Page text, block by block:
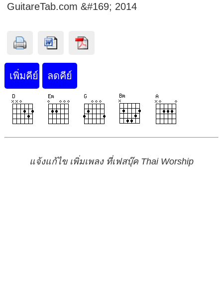
GuitareTab.com &#169; 2014
แจ้งแก้ไข เพิ่มเพลง ที่เฟสบุ๊ค Thai Worship